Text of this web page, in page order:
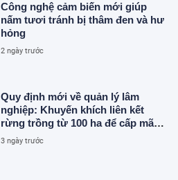
Công nghệ cảm biến mới giúp
nấm tươi tránh bị thâm đen và hư
hỏng
2 ngày trước
Quy định mới về quản lý lâm
nghiệp: Khuyến khích liên kết
rừng trồng từ 100 ha để cấp mã
số
3 ngày trước